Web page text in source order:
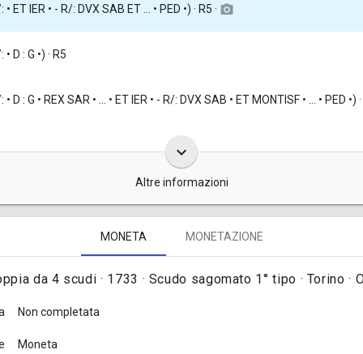
ET IER • - R/: DVX SAB ET ... • PED •) · R5 · camera_alt
D : G •) · R5
D : G • REX SAR • ... • ET IER • - R/: DVX SAB • ET MONTISF • ... • PED •)
keyboard_arrow_down
Altre informazioni
vecchia da 4 scudi d'oro, furono coniate nel 1733,
Traina 1967, tav. LVII, nota dopo il n. 21c
MONETA MONETAZIONE
da 4 scudi · 1733 · Scudo sagomato 1° tipo · Torino ·
Non completata
Moneta